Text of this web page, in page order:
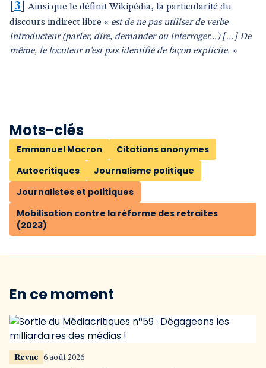
3
Ainsi que le définit Wikipédia, la particularité du
discours indirect libre « est de ne pas utiliser de verbe
introducteur (parler, dire, demander ou interroger...) […] De
même, le locuteur n’est pas identifié de façon explicite. »
Mots-clés
Emmanuel Macron
Citations anonymes
Autocritiques
Journalisme politique
Journalistes et politiques
Mobilisation contre la réforme des retraites
(2023)
En ce moment
Revue 6 août 2026